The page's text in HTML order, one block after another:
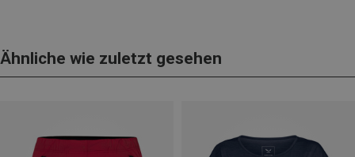
Ähnliche wie zuletzt gesehen